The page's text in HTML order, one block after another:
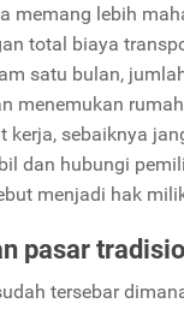
memang lebih
total biaya
satu bulan,
menemukan
kerja, sebaiknya
dan hubungi
menjadi hak
pasar
tersebar